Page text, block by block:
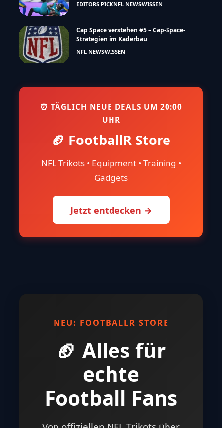
EDITORS PICKNFL NEWSWISSEN
Cap Space verstehen #5 – Cap-Space-
Strategien im Kaderbau
NFL NEWSWISSEN
⏰ TÄGLICH NEUE DEALS UM 20:00
UHR
🏈 FootballR Store
NFL Trikots • Equipment • Training •
Gadgets
Jetzt entdecken →
NEU: FOOTBALLR STORE
🏈 Alles für
echte
Football Fans